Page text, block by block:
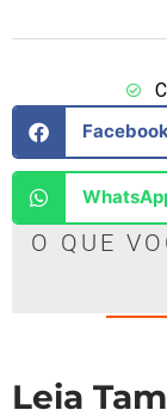
O QUE
Leia